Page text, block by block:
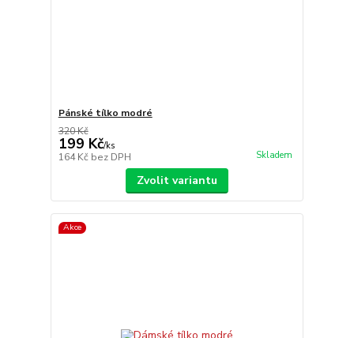
Pánské tílko modré
320 Kč
199 Kč/ks
164 Kč bez DPH Skladem
Zvolit variantu
Akce